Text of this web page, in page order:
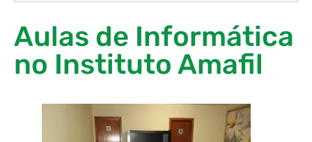
Aulas de Informática
no Instituto Amafil